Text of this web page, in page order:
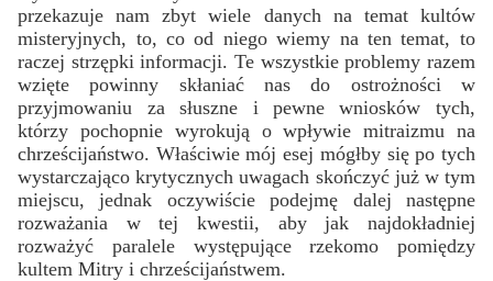
przekazuje nam zbyt wiele danych na temat kultów
misteryjnych, to, co od niego wiemy na ten temat, to
raczej strzępki informacji. Te wszystkie problemy razem
wzięte powinny skłaniać nas do ostrożności w
przyjmowaniu za słuszne i pewne wniosków tych,
którzy pochopnie wyrokują o wpływie mitraizmu na
chrześcijaństwo. Właściwie mój esej mógłby się po tych
wystarczająco krytycznych uwagach skończyć już w tym
miejscu, jednak oczywiście podejmę dalej następne
rozważania w tej kwestii, aby jak najdokładniej
rozważyć paralele występujące rzekomo pomiędzy
kultem Mitry i chrześcijaństwem.